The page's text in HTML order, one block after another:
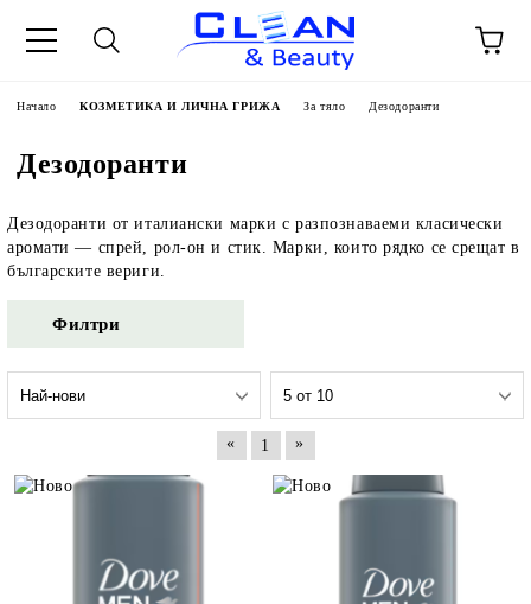
Начало КОЗМЕТИКА И ЛИЧНА ГРИЖА За тяло Дезодоранти
Дезодоранти
Дезодоранти от италиански марки с разпознаваеми класически
аромати — спрей, рол-он и стик. Марки, които рядко се срещат в
българските вериги.
Филтри
« 1 »